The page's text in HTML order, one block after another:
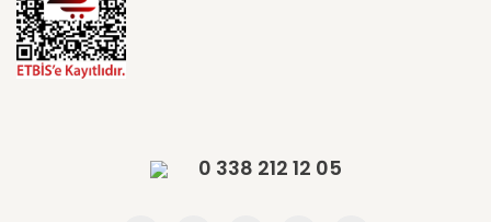
0 338 212 12 05